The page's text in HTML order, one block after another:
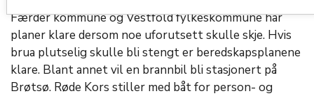
Færder kommune og Vestfold fylkeskommune har
planer klare dersom noe uforutsett skulle skje. Hvis
brua plutselig skulle bli stengt er beredskapsplanene
klare. Blant annet vil en brannbil bli stasjonert på
Brøtsø. Røde Kors stiller med båt for person- og